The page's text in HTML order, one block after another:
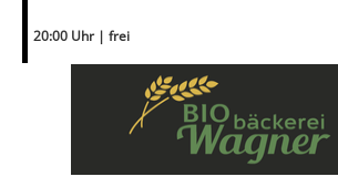
20:00 Uhr | frei